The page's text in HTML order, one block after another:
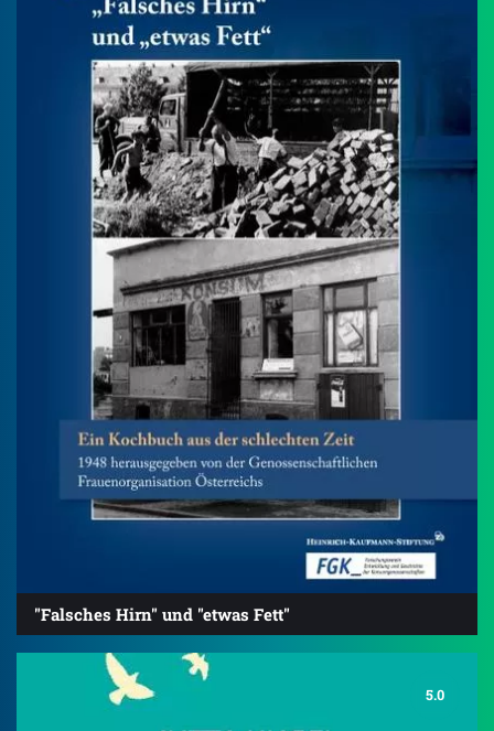
"Falsches Hirn" und "etwas Fett"
5.0